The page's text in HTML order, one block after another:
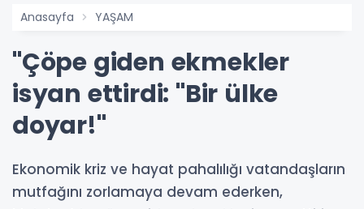
Anasayfa YAŞAM
"Çöpe giden ekmekler
isyan ettirdi: "Bir ülke
doyar!"
Ekonomik kriz ve hayat pahalılığı vatandaşların
mutfağını zorlamaya devam ederken,